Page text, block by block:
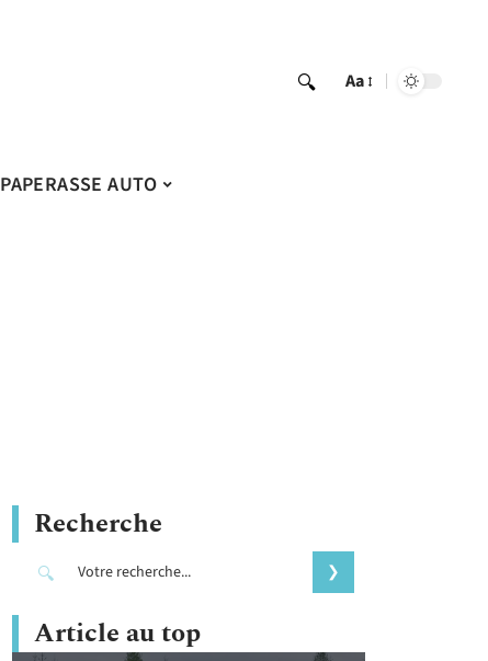
Aa
PAPERASSE AUTO
Recherche
Article au top